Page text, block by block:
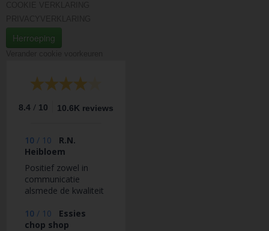
Herroeping
8.4 / 10 10.6K reviews
10 / 10
R.N.
Heibloem
Positief zowel in
communicatie
alsmede de kwaliteit
product.
10 / 10
Essies
chop shop